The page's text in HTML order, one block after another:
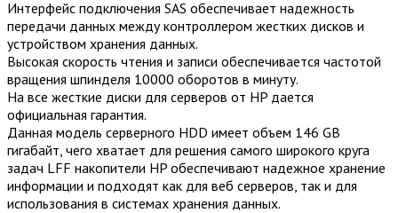
003]
Интерфейс подключения SAS обеспечивает надежность
передачи данных между контроллером жестких дисков и
устройством хранения данных.
Высокая скорость чтения и записи обеспечивается частотой
вращения шпинделя 10000 оборотов в минуту.
На все жесткие диски для серверов от HP дается
официальная гарантия.
Данная модель серверного HDD имеет объем 146 GB
гигабайт, чего хватает для решения самого широкого круга
задач LFF накопители HP обеспечивают надежное хранение
информации и подходят как для веб серверов, так и для
использования в системах хранения данных.